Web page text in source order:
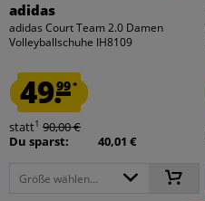
adidas
adidas Court Team 2.0 Damen
Volleyballschuhe IH8109
49.99*
statt1 90,00 €
Du sparst:
40,01 €
Größe wählen...